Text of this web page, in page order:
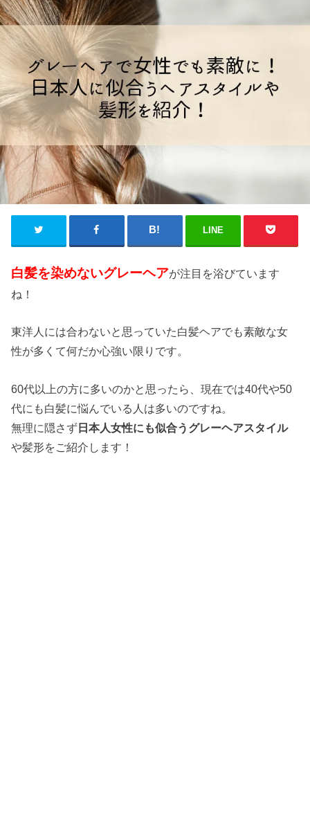
LINE
白髪を染めないグレーヘアが注目を浴びています
ね！
東洋人には合わないと思っていた白髪ヘアでも素敵な女
性が多くて何だか心強い限りです。
60代以上の方に多いのかと思ったら、現在では40代や50
代にも白髪に悩んでいる人は多いのですね。
無理に隠さず日本人女性にも似合うグレーヘアスタイル
や髪形をご紹介します！